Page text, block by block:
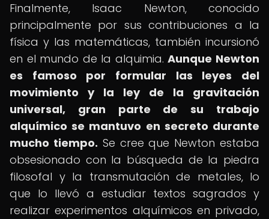
Finalmente, Isaac Newton, conocido
principalmente por sus contribuciones a la
física y las matemáticas, también incursionó
en el mundo de la alquimia.Aunque Newton
es famoso por formular las leyes del
movimiento y la ley de la gravitación
universal, gran parte de su trabajo
alquímico se mantuvo en secreto durante
mucho tiempo. Se cree que Newton estaba
obsesionado con la búsqueda de la piedra
filosofal y la transmutación de metales, lo
que lo llevó a estudiar textos sagrados y
realizar experimentos alquímicos en privado,